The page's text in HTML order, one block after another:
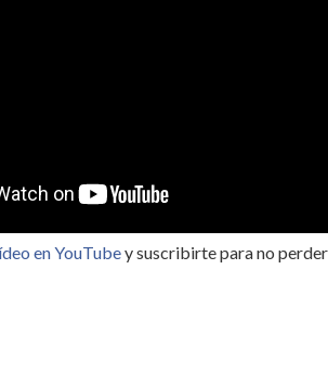
en YouTubey suscribirte para no